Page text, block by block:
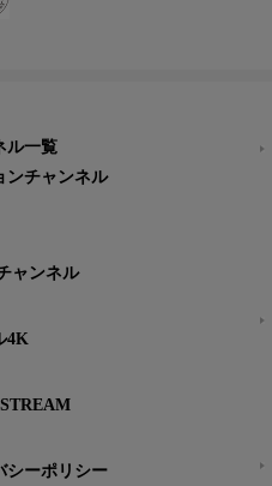
ル一覧
ンチャンネル
ャンネル
4K
シーポリシー